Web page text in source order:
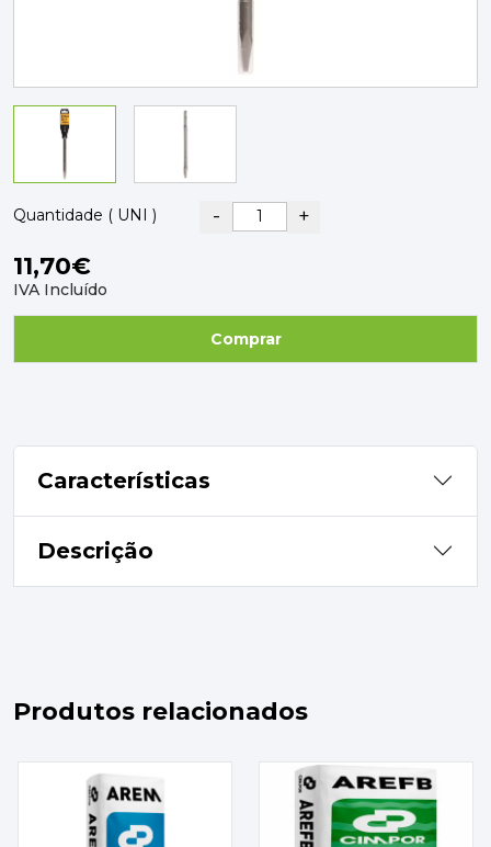
DYRUP
SKIL
Quantidade ( UNI ) - +
11,70€
IVA Incluído
Comprar
Características
Descrição
Produtos relacionados